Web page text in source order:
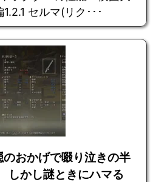
セルマ(リク･･･
おかげで啜り泣きの半
かし謎ときにハマる